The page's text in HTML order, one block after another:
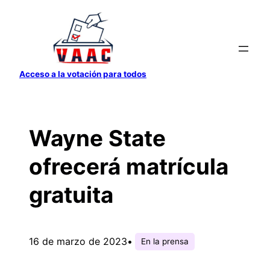
contenido
Acceso a la votación para todos
Wayne State
ofrecerá matrícula
gratuita
16 de marzo de 2023• En la prensa